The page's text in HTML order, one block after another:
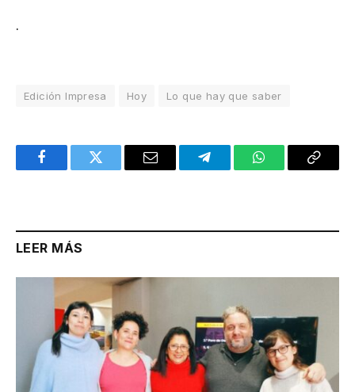
.
Edición Impresa Hoy Lo que hay que saber
FacebookTwitter Email TelegramWhatsAppCopy
LEER MÁS